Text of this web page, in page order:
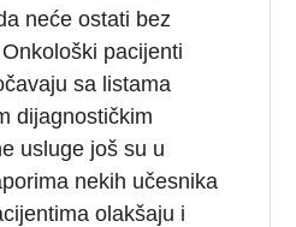
neće ostati bez
pacijenti
sa listama
dijagnostičkim
usluge još su u
nekih učesnika
olakšaju i